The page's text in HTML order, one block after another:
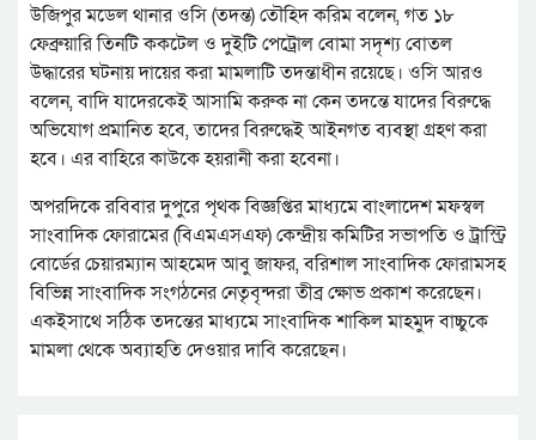
উজিপুর মডেল থানার ওসি (তদন্ত) তৌহিদ করিম বলেন, গত ১৮
ফেব্রুয়ারি তিনটি ককটেল ও দুইটি পেট্রোল বোমা সদৃশ্য বোতল
উদ্ধারের ঘটনায় দায়ের করা মামলাটি তদন্তাধীন রয়েছে। ওসি আরও
বলেন, বাদি যাদেরকেই আসামি করুক না কেন তদন্তে যাদের বিরুদ্ধে
অভিযোগ প্রমানিত হবে, তাদের বিরুদ্ধেই আইনগত ব্যবস্থা গ্রহণ করা
হবে। এর বাহিরে কাউকে হয়রানী করা হবেনা।
অপরদিকে রবিবার দুপুরে পৃথক বিজ্ঞপ্তির মাধ্যমে বাংলাদেশ মফস্বল
সাংবাদিক ফোরামের (বিএমএসএফ) কেন্দ্রীয় কমিটির সভাপতি ও ট্রাস্ট্রি
বোর্ডের চেয়ারম্যান আহমেদ আবু জাফর, বরিশাল সাংবাদিক ফোরামসহ
বিভিন্ন সাংবাদিক সংগঠনের নেতৃবৃন্দরা তীব্র ক্ষোভ প্রকাশ করেছেন।
একইসাথে সঠিক তদন্তের মাধ্যমে সাংবাদিক শাকিল মাহমুদ বাচ্চুকে
মামলা থেকে অব্যাহতি দেওয়ার দাবি করেছেন।